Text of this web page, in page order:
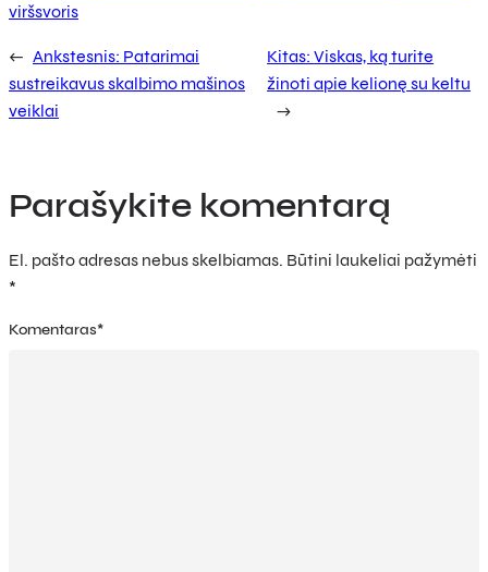
viršsvoris
← Ankstesnis: Patarimai
sustreikavus skalbimo mašinos
veiklai
Kitas:Viskas, ką turite
žinoti apie kelionę su keltu
→
Parašykite komentarą
El. pašto adresas nebus skelbiamas. Būtini laukeliai pažymėti
*
Komentaras*